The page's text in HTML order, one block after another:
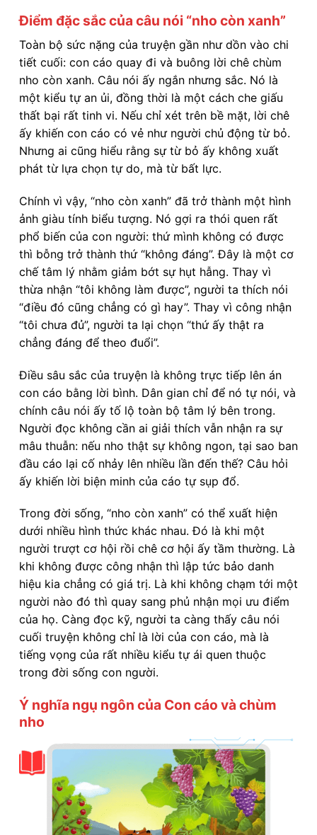
Điểm đặc sắc của câu nói “nho còn xanh”
Toàn bộ sức nặng của truyện gần như dồn vào chi
tiết cuối: con cáo quay đi và buông lời chê chùm
nho còn xanh. Câu nói ấy ngắn nhưng sắc. Nó là
một kiểu tự an ủi, đồng thời là một cách che giấu
thất bại rất tinh vi. Nếu chỉ xét trên bề mặt, lời chê
ấy khiến con cáo có vẻ như người chủ động từ bỏ.
Nhưng ai cũng hiểu rằng sự từ bỏ ấy không xuất
phát từ lựa chọn tự do, mà từ bất lực.
Chính vì vậy, “nho còn xanh” đã trở thành một hình
ảnh giàu tính biểu tượng. Nó gợi ra thói quen rất
phổ biến của con người: thứ mình không có được
thì bỗng trở thành thứ “không đáng”. Đây là một cơ
chế tâm lý nhằm giảm bớt sự hụt hẫng. Thay vì
thừa nhận “tôi không làm được”, người ta thích nói
“điều đó cũng chẳng có gì hay”. Thay vì công nhận
“tôi chưa đủ”, người ta lại chọn “thứ ấy thật ra
chẳng đáng để theo đuổi”.
Điều sâu sắc của truyện là không trực tiếp lên án
con cáo bằng lời bình. Dân gian chỉ để nó tự nói, và
chính câu nói ấy tố lộ toàn bộ tâm lý bên trong.
Người đọc không cần ai giải thích vẫn nhận ra sự
mâu thuẫn: nếu nho thật sự không ngon, tại sao ban
đầu cáo lại cố nhảy lên nhiều lần đến thế? Câu hỏi
ấy khiến lời biện minh của cáo tự sụp đổ.
Trong đời sống, “nho còn xanh” có thể xuất hiện
dưới nhiều hình thức khác nhau. Đó là khi một
người trượt cơ hội rồi chê cơ hội ấy tầm thường. Là
khi không được công nhận thì lập tức bảo danh
hiệu kia chẳng có giá trị. Là khi không chạm tới một
người nào đó thì quay sang phủ nhận mọi ưu điểm
của họ. Càng đọc kỹ, người ta càng thấy câu nói
cuối truyện không chỉ là lời của con cáo, mà là
tiếng vọng của rất nhiều kiểu tự ái quen thuộc
trong đời sống con người.
Ý nghĩa ngụ ngôn của Con cáo và chùm
nho